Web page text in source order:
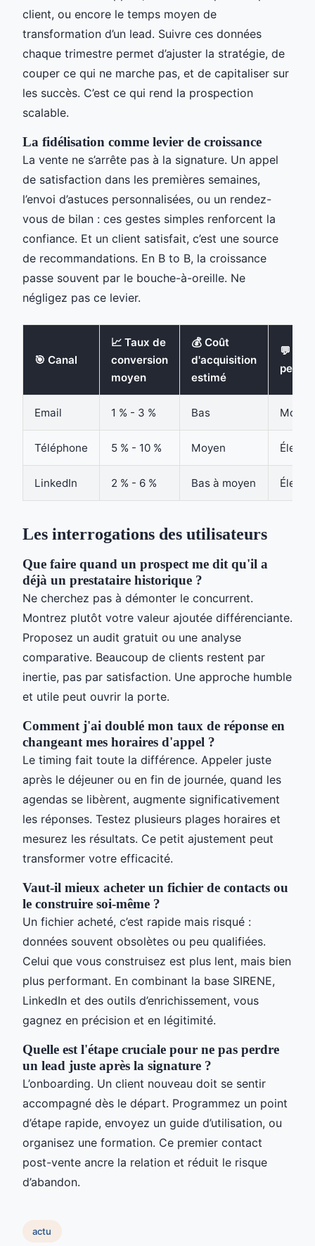
client, ou encore le temps moyen de
transformation d’un lead. Suivre ces données
chaque trimestre permet d’ajuster la stratégie, de
couper ce qui ne marche pas, et de capitaliser sur
les succès. C’est ce qui rend la prospection
scalable.
La fidélisation comme levier de croissance
La vente ne s’arrête pas à la signature. Un appel
de satisfaction dans les premières semaines,
l’envoi d’astuces personnalisées, ou un rendez-
vous de bilan : ces gestes simples renforcent la
confiance. Et un client satisfait, c’est une source
de recommandations. En B to B, la croissance
passe souvent par le bouche-à-oreille. Ne
négligez pas ce levier.
🎯 Canal
📈 Taux de
conversion
moyen
💰 Coût
d'acquisition
estimé
💬
Email 1 % - 3 % Bas Moyen
Téléphone 5 % - 10 % Moyen Élevé
LinkedIn 2 % - 6 % Bas à moyen Élevé
Les interrogations des utilisateurs
Que faire quand un prospect me dit qu'il a
déjà un prestataire historique ?
Ne cherchez pas à démonter le concurrent.
Montrez plutôt votre valeur ajoutée différenciante.
Proposez un audit gratuit ou une analyse
comparative. Beaucoup de clients restent par
inertie, pas par satisfaction. Une approche humble
et utile peut ouvrir la porte.
Comment j'ai doublé mon taux de réponse en
changeant mes horaires d'appel ?
Le timing fait toute la différence. Appeler juste
après le déjeuner ou en fin de journée, quand les
agendas se libèrent, augmente significativement
les réponses. Testez plusieurs plages horaires et
mesurez les résultats. Ce petit ajustement peut
transformer votre efficacité.
Vaut-il mieux acheter un fichier de contacts ou
le construire soi-même ?
Un fichier acheté, c’est rapide mais risqué :
données souvent obsolètes ou peu qualifiées.
Celui que vous construisez est plus lent, mais bien
plus performant. En combinant la base SIRENE,
LinkedIn et des outils d’enrichissement, vous
gagnez en précision et en légitimité.
Quelle est l'étape cruciale pour ne pas perdre
un lead juste après la signature ?
L’onboarding. Un client nouveau doit se sentir
accompagné dès le départ. Programmez un point
d’étape rapide, envoyez un guide d’utilisation, ou
organisez une formation. Ce premier contact
post-vente ancre la relation et réduit le risque
d’abandon.
actu